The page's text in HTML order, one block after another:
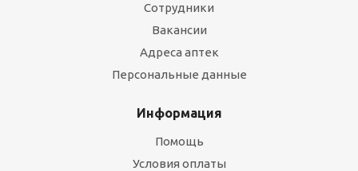
Сотрудники
Вакансии
Адреса аптек
Персональные данные
Информация
Помощь
Условия оплаты